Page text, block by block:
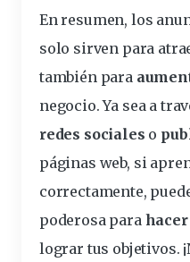
En resumen, los
solo sirven para
también para
negocio. Ya sea a
redes sociales o
páginas web, si
correctamente,
poderosa para
lograr tus objetivos.